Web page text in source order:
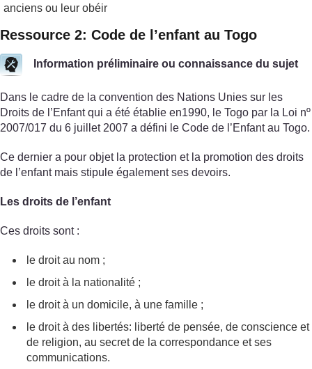
anciens ou leur obéir
Ressource 2: Code de l’enfant au Togo
Information préliminaire ou connaissance du sujet
Dans le cadre de la convention des Nations Unies sur les
Droits de l’Enfant qui a été établie en1990, le Togo par la Loi nº
2007/017 du 6 juillet 2007 a défini le Code de l’Enfant au Togo.
Ce dernier a pour objet la protection et la promotion des droits
de l’enfant mais stipule également ses devoirs.
Les droits de l’enfant
Ces droits sont :
le droit au nom ;
le droit à la nationalité ;
le droit à un domicile, à une famille ;
le droit à des libertés: liberté de pensée, de conscience et
de religion, au secret de la correspondance et ses
communications.